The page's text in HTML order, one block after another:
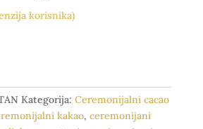
korisnika)
Kategorija: Ceremonijalni cacao
kakao, ceremonijani